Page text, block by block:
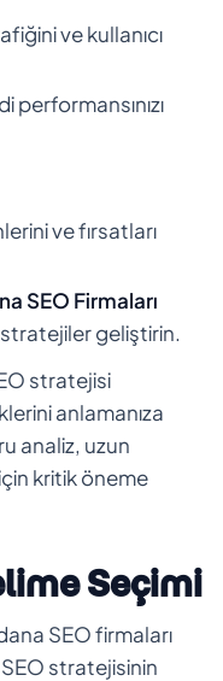
ve kullanıcı
performansınızı
ve fırsatları
SEO Firmaları
stratejiler geliştirin.
stratejisi
anlamanıza
analiz, uzun
kritik öneme
Seçimi
SEO firmaları
stratejisinin